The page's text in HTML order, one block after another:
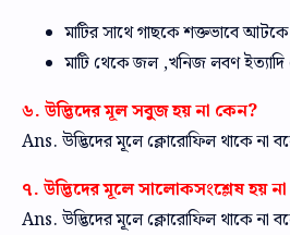
মাটির সাথে গাছকে শক্তভাবে আটকে
মাটি থেকে জল ,খনিজ লবণ
৬. উদ্ভিদের মূল সবুজ হয় না কেন?
Ans. উদ্ভিদের মূলে ক্লোরোফিল থাকে না
৭. উদ্ভিদের মূলে সালোকসংশ্লেষ হয়
Ans. উদ্ভিদের মূলে ক্লোরোফিল থাকে না